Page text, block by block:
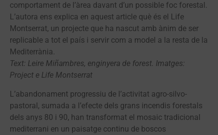
comportament de l’àrea davant d’un possible foc forestal.
L’autora ens explica en aquest article què és el Life
Montserrat, un projecte que ha nascut amb ànim de ser
replicable a tot el país i servir com a model a la resta de la
Mediterrània.
Text: Leire Miñambres, enginyera de forest. Imatges:
Project e Life Montserrat
L’abandonament progressiu de l’activitat agro-silvo-
pastoral, sumada a l’efecte dels grans incendis forestals
dels anys 80 i 90, han transformat el mosaic tradicional
mediterrani en un paisatge continu de boscos